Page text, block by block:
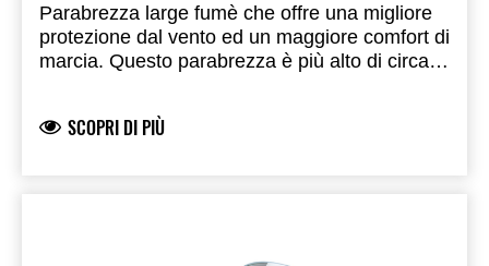
Parabrezza large fumè che offre una migliore
protezione dal vento ed un maggiore comfort di
marcia. Questo parabrezza è più alto di circa
marchio Kawasaki, prodotto e sviluppato da
SCOPRI DI PIÙ